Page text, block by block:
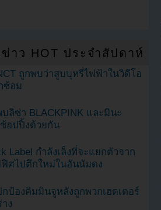
าว HOT ประจำสัปดาห์
ถูกพบว่าสูบบุหรี่ไฟฟ้าในวิดีโอ
ซ้อม
ลิซ่า BLACKPINK และมินะ
อปปิ้งด้วยกัน
Label กำลังเล็งที่จะแยกตัวจาก
ศไปตึกใหม่ในฮันนัมดง
ป้องคิมมินจูหลังถูกพวกเฮดเตอร์
ง